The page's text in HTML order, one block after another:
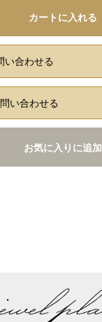
カートに入れる
い合わせる
い合わせる
お気に入りに追加